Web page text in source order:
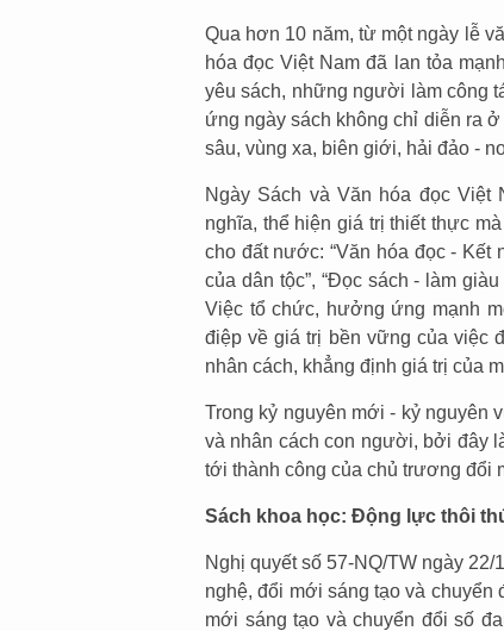
Qua hơn 10 năm, từ một ngày lễ
hóa đọc Việt Nam đã lan tỏa
yêu sách, những người làm công
ứng ngày sách không chỉ diễn ra
sâu, vùng xa, biên giới, hải đảo -
Ngày Sách và Văn hóa đọc
nghĩa, thể hiện giá trị thiết thực
cho đất nước: “Văn hóa đọc - Kết
của dân tộc”, “Đọc sách - làm
Việc tổ chức, hưởng ứng mạnh
điệp về giá trị bền vững của việc
nhân cách, khẳng định giá trị của
Trong kỷ nguyên mới - kỷ nguyên
và nhân cách con người, bởi đây
tới thành công của chủ trương đổi
Sách khoa học: Động lực thôi
Nghị quyết số 57-NQ/TW ngày
nghệ, đổi mới sáng tạo và chuyển
mới sáng tạo và chuyển đổi số